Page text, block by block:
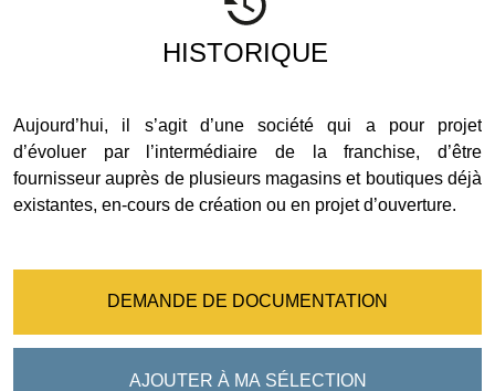
HISTORIQUE
Aujourd’hui, il s’agit d’une société qui a pour projet
d’évoluer par l’intermédiaire de la franchise, d’être
fournisseur auprès de plusieurs magasins et boutiques déjà
existantes, en-cours de création ou en projet d’ouverture.
DEMANDE DE DOCUMENTATION
AJOUTER À MA SÉLECTION